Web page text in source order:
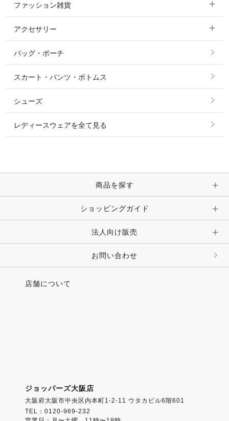
ニット・セーター
シャツ・ブラウス・ワンピース
ショージャケット
ショーシャツ
ファッション雑貨
すべてのファッション雑貨
ソックス
ベルト
時計・財布・キーケース・革小物
キーホルダー・チャーム・ストラップ
アクセサリー
すべてのアクセサリー
リング
ピアス・イヤリング
ピン・ブローチ・コサージュ
その他 アクセサリー
バッグ・ポーチ
スカート・パンツ・ボトムス
シューズ
レディースウェアを全て見る
商品を探す
ショッピングガイド
法人向け販売
お問い合わせ
店舗について
ジョッパーズ大阪店
大阪府大阪市中央区内本町1-2-11 ウタカビル6階601
TEL：0120-969-232